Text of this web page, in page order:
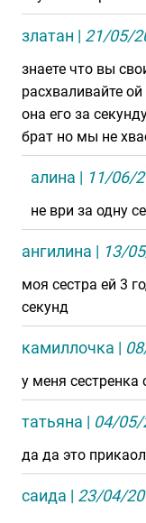
златан | 21/05/
знаете что вы
расхваливайте
она его за
брат но мы не
алина | 11/06/
не ври за одну
ангилина | 13/
моя сестра ей 3
секунд
камиллочка |
у меня сестренка
татьяна | 04/05/
да да это
саида | 23/04/